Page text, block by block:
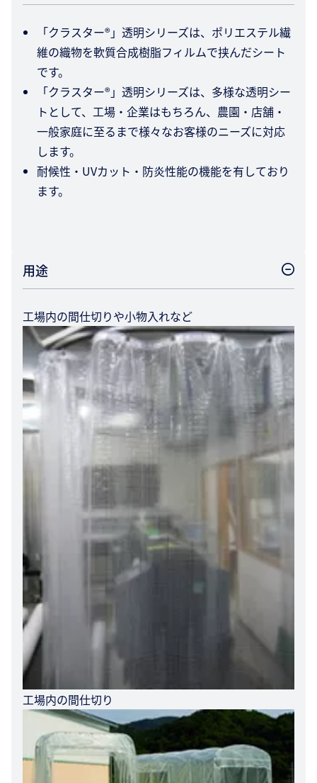
「クラスター®」透明シリーズは、ポリエステル繊
維の織物を軟質合成樹脂フィルムで挟んだシート
です。
「クラスター®」透明シリーズは、多様な透明シー
トとして、工場・企業はもちろん、農園・店舗・
一般家庭に至るまで様々なお客様のニーズに対応
します。
耐候性・UVカット・防炎性能の機能を有しており
ます。
用途
工場内の間仕切りや小物入れなど
工場内の間仕切り